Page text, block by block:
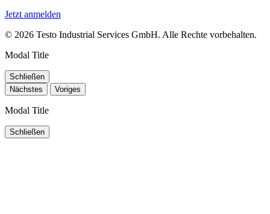
Jetzt anmelden
© 2026 Testo Industrial Services GmbH. Alle Rechte vorbehalten.
Modal Title
Schließen
Nächstes
Voriges
Modal Title
Schließen